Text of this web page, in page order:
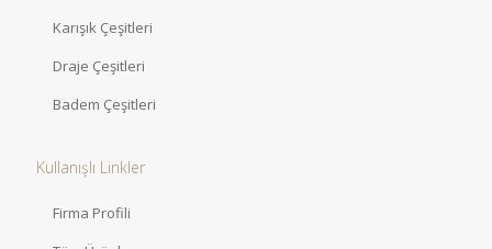
Karışık Çeşitleri
Draje Çeşitleri
Badem Çeşitleri
Kullanışlı Linkler
Firma Profili